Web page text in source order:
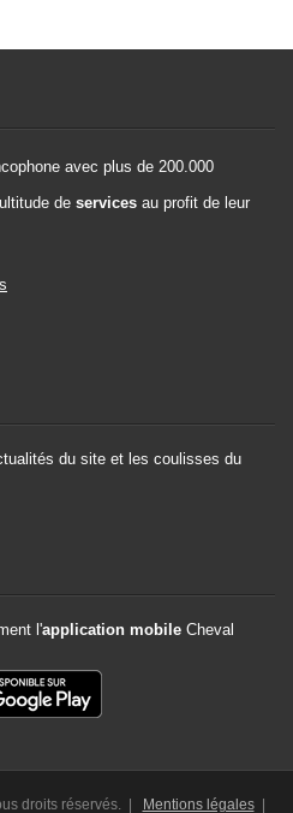
avec plus de 200.000
de services au profit de leur
du site et les coulisses du
l'application mobile Cheval
droits réservés. | Mentions légales|